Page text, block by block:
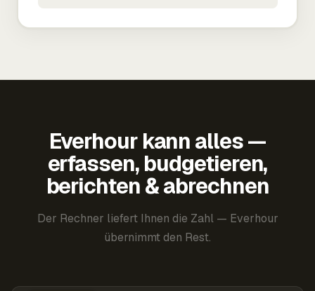
Everhour kann alles —
erfassen, budgetieren,
berichten & abrechnen
Der Rechner liefert Ihnen die Zahl — Everhour
übernimmt den Rest.